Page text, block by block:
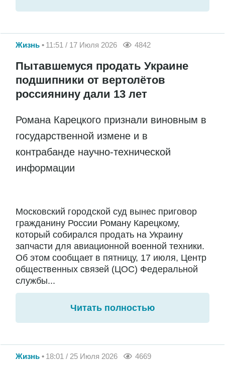
Жизнь 11:51 / 17 Июля 2026 4842
Пытавшемуся продать Украине
подшипники от вертолётов
россиянину дали 13 лет
Романа Карецкого признали виновным в
государственной измене и в
контрабанде научно-технической
информации
Московский городской суд вынес приговор
гражданину России Роману Карецкому,
который собирался продать на Украину
запчасти для авиационной военной техники.
Об этом сообщает в пятницу, 17 июля, Центр
общественных связей (ЦОС) Федеральной
службы...
Читать полностью
Жизнь 18:01 / 25 Июля 2026 4669